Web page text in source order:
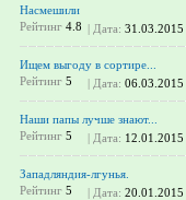
Насмешили
Рейтинг 4.8 | Дата: 31.03.2015
Ищем выгоду в сортире...
Рейтинг 5 | Дата: 06.03.2015
Наши папы лучше знают...
Рейтинг 5 | Дата: 12.01.2015
Западляндия-лгунья.
Рейтинг 5 | Дата: 20.01.2015